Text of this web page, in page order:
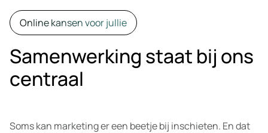
Online kansen voor jullie
Samenwerking staat bij ons
centraal
Soms kan marketing er een beetje bij inschieten. En dat